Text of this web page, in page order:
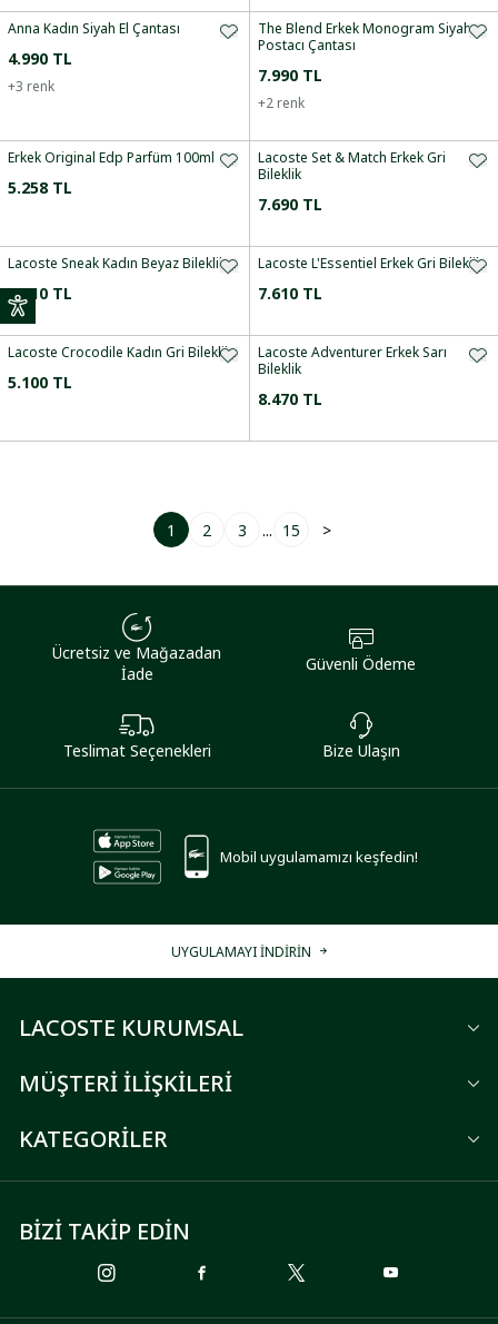
Anna Kadın Siyah El Çantası
4.990 TL
+3 renk
The Blend Erkek Monogram Siyah
Postacı Çantası
7.990 TL
+2 renk
Erkek Original Edp Parfüm 100ml
5.258 TL
Lacoste Set & Match Erkek Gri
Bileklik
7.690 TL
Lacoste Sneak Kadın Beyaz Bileklik
7.610 TL
Lacoste L'Essentiel Erkek Gri Bileklik
7.610 TL
Lacoste Crocodile Kadın Gri Bileklik
5.100 TL
Lacoste Adventurer Erkek Sarı
Bileklik
8.470 TL
1 2 3 ... 15 >
Ücretsiz ve Mağazadan
İade
Güvenli Ödeme
Teslimat Seçenekleri Bize Ulaşın
Mobil uygulamamızı keşfedin!
UYGULAMAYI İNDİRİN
LACOSTE KURUMSAL
MÜŞTERİ İLİŞKİLERİ
KATEGORİLER
BİZİ TAKİP EDİN